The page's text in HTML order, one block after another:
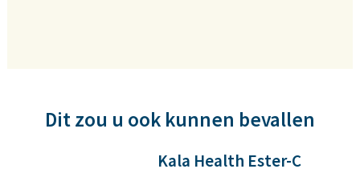
Dit zou u ook kunnen bevallen
Kala Health Ester-C